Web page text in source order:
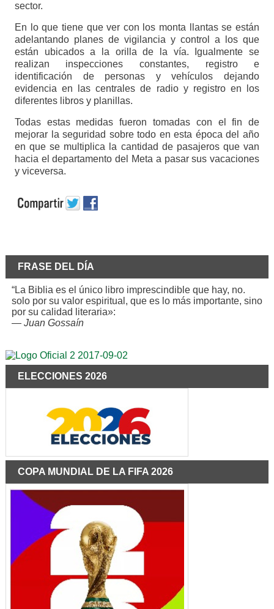
sector.
En lo que tiene que ver con los monta llantas se están
adelantando planes de vigilancia y control a los que
están ubicados a la orilla de la vía. Igualmente se
realizan inspecciones constantes, registro e
identificación de personas y vehículos dejando
evidencia en las centrales de radio y registro en los
diferentes libros y planillas.
Todas estas medidas fueron tomadas con el fin de
mejorar la seguridad sobre todo en esta época del año
en que se multiplica la cantidad de pasajeros que van
hacia el departamento del Meta a pasar sus vacaciones
y viceversa.
FRASE DEL DÍA
“La Biblia es el único libro imprescindible que hay, no.
solo por su valor espiritual, que es lo más importante, sino
por su calidad literaria»:
— Juan Gossaín
ELECCIONES 2026
COPA MUNDIAL DE LA FIFA 2026